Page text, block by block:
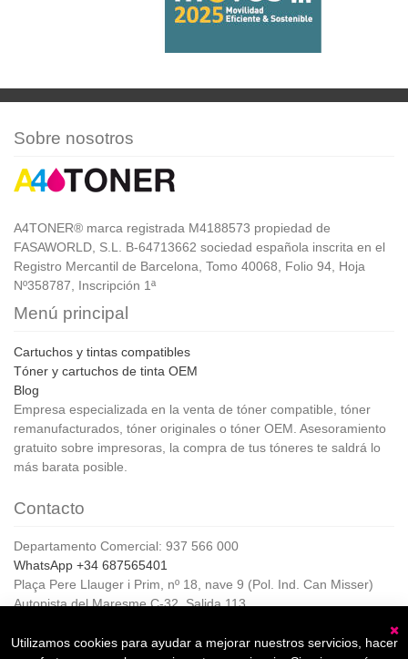
Sobre nosotros
A4TONER® marca registrada M4188573 propiedad de
FASAWORLD, S.L. B-64713662 sociedad española inscrita en el
Registro Mercantil de Barcelona, Tomo 40068, Folio 94, Hoja
Nº358787, Inscripción 1ª
Menú principal
Cartuchos y tintas compatibles
Tóner y cartuchos de tinta OEM
Blog
Empresa especializada en la venta de tóner compatible, tóner
remanufacturados, tóner originales o tóner OEM. Asesoramiento
gratuito sobre impresoras, la compra de tus tóneres te saldrá lo
más barata posible.
Contacto
Departamento Comercial: 937 566 000
WhatsApp +34 687565401
Plaça Pere Llauger i Prim, nº 18, nave 9 (Pol. Ind. Can Misser)
Autopista del Maresme C-32, Salida 113
Horario de Atención al cliente:
Utilizamos cookies para ayudar a mejorar nuestros servicios, hacer